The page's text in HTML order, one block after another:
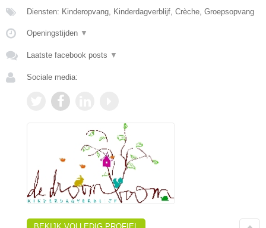
Diensten: Kinderopvang, Kinderdagverblijf, Crèche, Groepsopvang
Openingstijden ▼
Laatste facebook posts ▼
Sociale media: